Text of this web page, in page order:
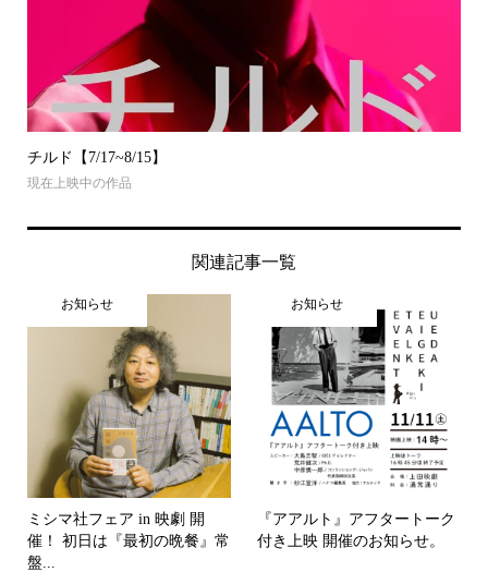
チルド【7/17~8/15】
現在上映中の作品
関連記事一覧
お知らせ
ミシマ社フェア in 映劇 開
催！ 初日は『最初の晩餐』常
盤...
お知らせ
『アアルト』アフタートーク
付き上映 開催のお知らせ。